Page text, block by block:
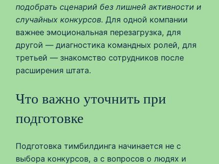
подобрать сценарий без лишней активности и
случайных конкурсов. Для одной компании
важнее эмоциональная перезагрузка, для
другой — диагностика командных ролей, для
третьей — знакомство сотрудников после
расширения штата.
Что важно уточнить при
подготовке
Подготовка тимбилдинга начинается не с
выбора конкурсов, а с вопросов о людях и